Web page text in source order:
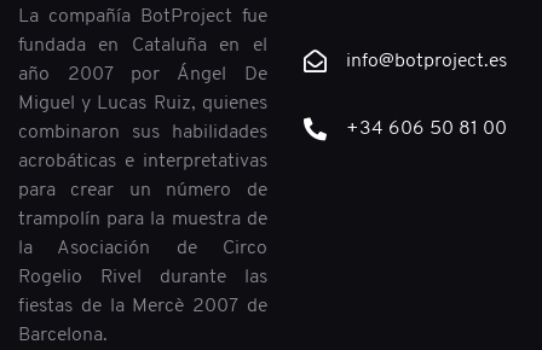
La compañía BotProject fue
fundada en Cataluña en el
año 2007 por Ángel De
Miguel y Lucas Ruiz, quienes
combinaron sus habilidades
acrobáticas e interpretativas
para crear un número de
trampolín para la muestra de
la Asociación de Circo
Rogelio Rivel durante las
fiestas de la Mercè 2007 de
Barcelona.
info@botproject.es
+34 606 50 81 00